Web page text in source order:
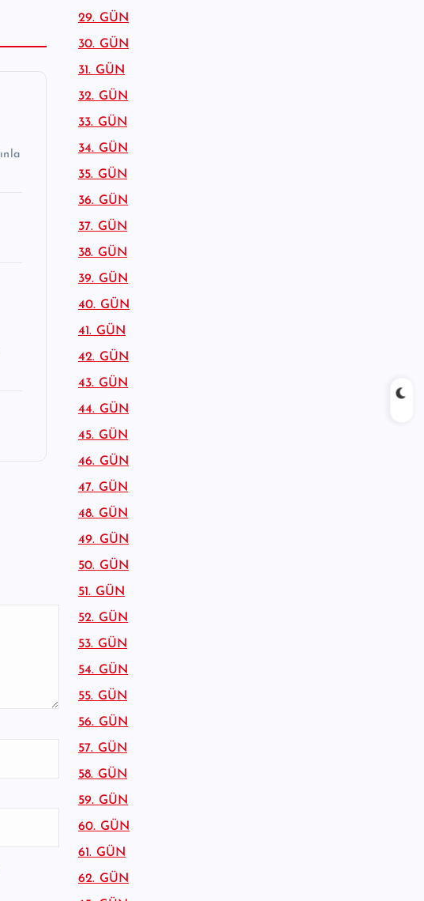
29. GÜN
30. GÜN
31. GÜN
32. GÜN
33. GÜN
34. GÜN
35. GÜN
36. GÜN
37. GÜN
38. GÜN
39. GÜN
40. GÜN
41. GÜN
42. GÜN
43. GÜN
44. GÜN
45. GÜN
46. GÜN
47. GÜN
48. GÜN
49. GÜN
50. GÜN
51. GÜN
52. GÜN
53. GÜN
54. GÜN
55. GÜN
56. GÜN
57. GÜN
58. GÜN
59. GÜN
60. GÜN
61. GÜN
62. GÜN